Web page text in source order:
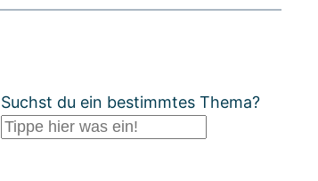
Suchst du ein bestimmtes Thema?